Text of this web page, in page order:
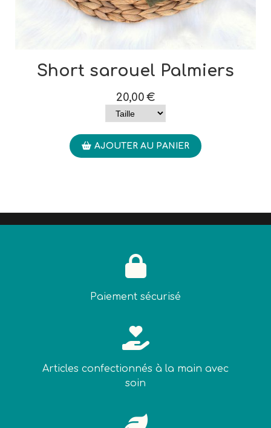
Short sarouel Palmiers
20,00 €
AJOUTER AU PANIER

Paiement sécurisé

Articles confectionnés à la main avec
soin